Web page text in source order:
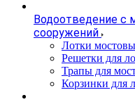
Водоотведение с
сооружений
Лотки
Решетки для
Трапы для
Корзинки для